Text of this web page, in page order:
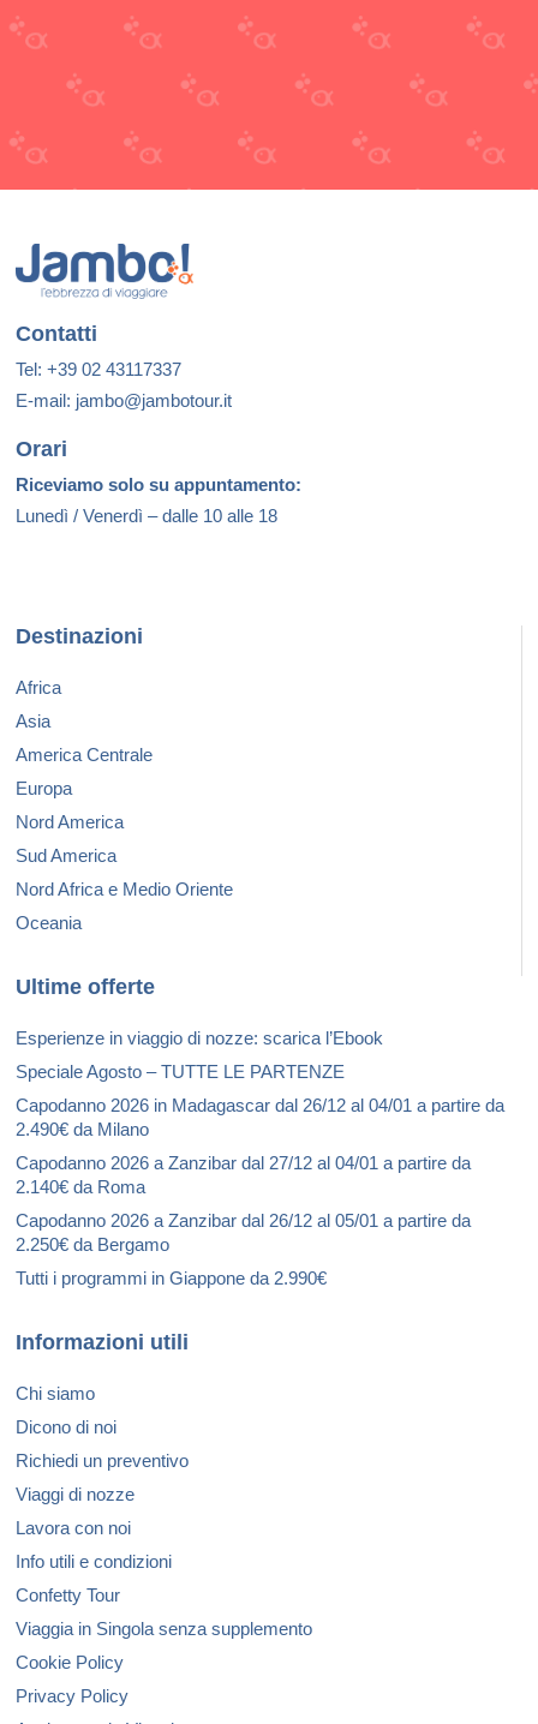
Contatti
Tel: +39 02 43117337
E-mail: jambo@jambotour.it
Orari
Riceviamo solo su appuntamento:
Lunedì / Venerdì – dalle 10 alle 18
Destinazioni
Africa
Asia
America Centrale
Europa
Nord America
Sud America
Nord Africa e Medio Oriente
Oceania
Ultime offerte
Esperienze in viaggio di nozze: scarica l’Ebook
Speciale Agosto – TUTTE LE PARTENZE
Capodanno 2026 in Madagascar dal 26/12 al 04/01 a partire da
2.490€ da Milano
Capodanno 2026 a Zanzibar dal 27/12 al 04/01 a partire da
2.140€ da Roma
Capodanno 2026 a Zanzibar dal 26/12 al 05/01 a partire da
2.250€ da Bergamo
Tutti i programmi in Giappone da 2.990€
Informazioni utili
Chi siamo
Dicono di noi
Richiedi un preventivo
Viaggi di nozze
Lavora con noi
Info utili e condizioni
Confetty Tour
Viaggia in Singola senza supplemento
Cookie Policy
Privacy Policy